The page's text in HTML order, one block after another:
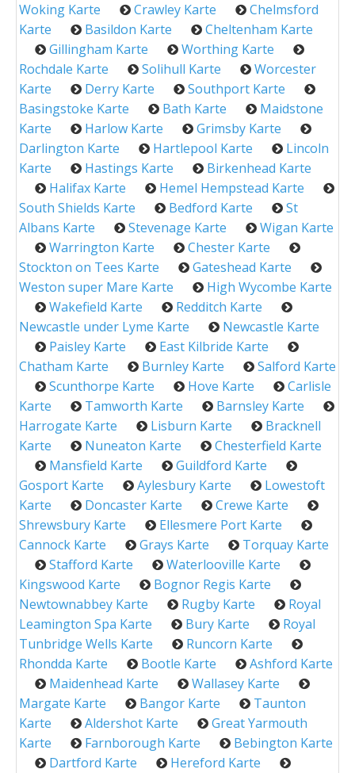
Woking Karte
Crawley Karte
Chelmsford
Karte
Basildon Karte
Cheltenham Karte
Gillingham Karte
Worthing Karte
Rochdale Karte
Solihull Karte
Worcester
Karte
Derry Karte
Southport Karte
Basingstoke Karte
Bath Karte
Maidstone
Karte
Harlow Karte
Grimsby Karte
Darlington Karte
Hartlepool Karte
Lincoln
Karte
Hastings Karte
Birkenhead Karte
Halifax Karte
Hemel Hempstead Karte
South Shields Karte
Bedford Karte
St
Albans Karte
Stevenage Karte
Wigan Karte
Warrington Karte
Chester Karte
Stockton on Tees Karte
Gateshead Karte
Weston super Mare Karte
High Wycombe Karte
Wakefield Karte
Redditch Karte
Newcastle under Lyme Karte
Newcastle Karte
Paisley Karte
East Kilbride Karte
Chatham Karte
Burnley Karte
Salford Karte
Scunthorpe Karte
Hove Karte
Carlisle
Karte
Tamworth Karte
Barnsley Karte
Harrogate Karte
Lisburn Karte
Bracknell
Karte
Nuneaton Karte
Chesterfield Karte
Mansfield Karte
Guildford Karte
Gosport Karte
Aylesbury Karte
Lowestoft
Karte
Doncaster Karte
Crewe Karte
Shrewsbury Karte
Ellesmere Port Karte
Cannock Karte
Grays Karte
Torquay Karte
Stafford Karte
Waterlooville Karte
Kingswood Karte
Bognor Regis Karte
Newtownabbey Karte
Rugby Karte
Royal
Leamington Spa Karte
Bury Karte
Royal
Tunbridge Wells Karte
Runcorn Karte
Rhondda Karte
Bootle Karte
Ashford Karte
Maidenhead Karte
Wallasey Karte
Margate Karte
Bangor Karte
Taunton
Karte
Aldershot Karte
Great Yarmouth
Karte
Farnborough Karte
Bebington Karte
Dartford Karte
Hereford Karte